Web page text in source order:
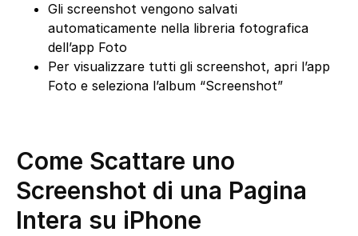
Gli screenshot vengono salvati
automaticamente nella libreria fotografica
dell’app Foto
Per visualizzare tutti gli screenshot, apri l’app
Foto e seleziona l’album “Screenshot”
Come Scattare uno
Screenshot di una Pagina
Intera su iPhone